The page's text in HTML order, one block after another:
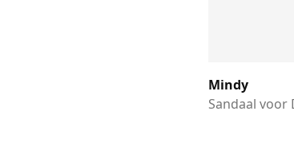
Mindy
Sandaal voor